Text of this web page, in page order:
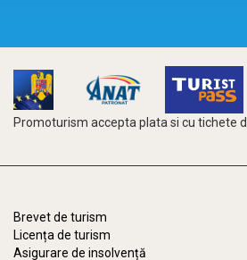
Promoturism accepta plata si cu tichete
Brevet de turism
Licența de turism
Asigurare de insolvență